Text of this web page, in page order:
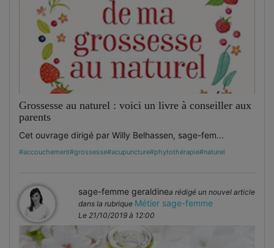
Grossesse au naturel : voici un livre à conseiller aux
parents
Cet ouvrage dirigé par Willy Belhassen, sage-fem...
#accouchement#grossesse#acupuncture#phytothérapie#naturel
sage-femme geraldinea rédigé un nouvel article
dans la rubrique Métier sage-femme
Le 21/10/2019 à 12:00